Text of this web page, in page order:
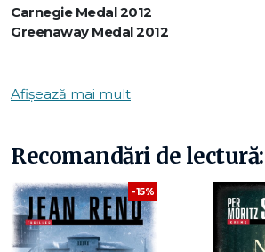
Carnegie Medal 2012
Greenaway Medal 2012
După o idee originală de Siobhan
De la autorul trilogiei Pe tărâmul
În fiecare noapte, de când mama lui s-
tratamentele pe care le urmează nu par
Connor e bântuit de același coșmar.
Afișează mai mult
Recomandări de lectură:
-15%